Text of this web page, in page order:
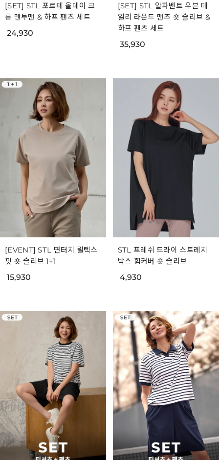
[SET] STL 포르테 올데이 크
롭 맨투맨 & 하프 팬츠 세트
24,930
[SET] STL 알파벤트 우븐 데
일리 라운드 맨즈 숏 슬리브 &
하프 팬츠 세트
35,930
[EVENT] STL 면터치 릴렉스
핏 숏 슬리브 1+1
15,930
STL 프레쉬 드라이 스트레치
박스 힙커버 숏 슬리브
4,930